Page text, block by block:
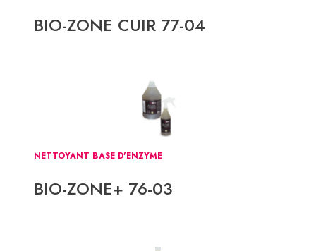
BIO-ZONE CUIR 77-04
NETTOYANT BASE D'ENZYME
BIO-ZONE+ 76-03